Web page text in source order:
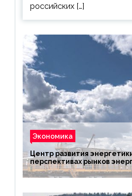
российских […]
Экономика
Центр развития
перспективах рынков